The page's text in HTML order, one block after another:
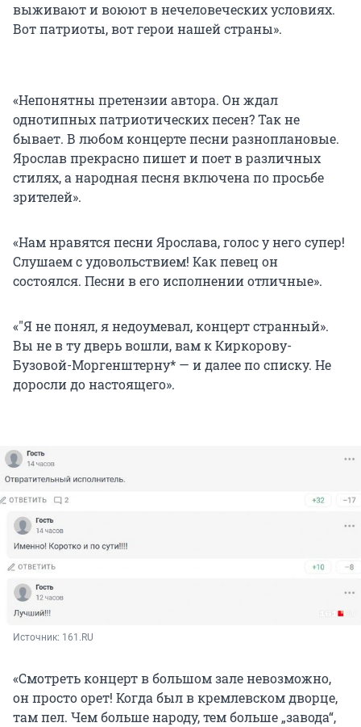
выживают и воюют в нечеловеческих условиях.
Вот патриоты, вот герои нашей страны».
«Непонятны претензии автора. Он ждал
однотипных патриотических песен? Так не
бывает. В любом концерте песни разноплановые.
Ярослав прекрасно пишет и поет в различных
стилях, а народная песня включена по просьбе
зрителей».
«Нам нравятся песни Ярослава, голос у него супер!
Слушаем с удовольствием! Как певец он
состоялся. Песни в его исполнении отличные».
«"Я не понял, я недоумевал, концерт странный».
Вы не в ту дверь вошли, вам к Киркорову-
Бузовой-Моргенштерну* — и далее по списку. Не
доросли до настоящего».
Источник: 161.RU
«Смотреть концерт в большом зале невозможно,
он просто орет! Когда был в кремлевском дворце,
там пел. Чем больше народу, тем больше „завода“,